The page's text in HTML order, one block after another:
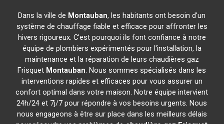
Dans la ville de Montauban, les habitants ont besoin d'un
système de chauffage fiable et efficace pour affronter les
hivers rigoureux. C'est pourquoi ils font confiance à notre
équipe de plombiers expérimentés pour l'installation, la
maintenance et la réparation de leurs chaudières gaz
Frisquet Montauban. Nous sommes spécialisés dans les
interventions rapides et efficaces pour vous assurer un
confort optimal dans votre maison. Notre équipe intervient
24h/24 et 7j/7 pour répondre à vos besoins urgents. Nous
nous engageons à être sur place dans les meilleurs délais